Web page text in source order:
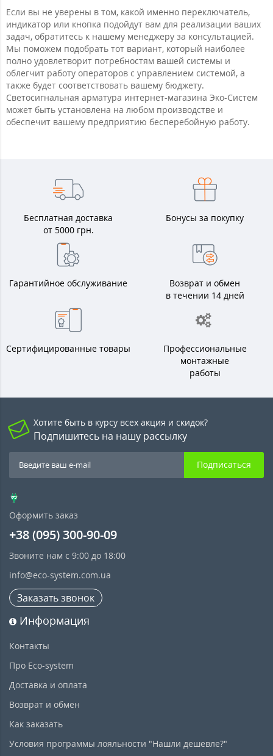
Если вы не уверены в том, какой именно переключатель,
индикатор или кнопка подойдут вам для реализации ваших
задач, обратитесь к нашему менеджеру за консультацией.
Мы поможем подобрать тот вариант, который наиболее
полно удовлетворит потребностям вашей системы и
облегчит работу операторов с управлением системой, а
также будет соответствовать вашему бюджету.
Светосигнальная арматура интернет-магазина Эко-Систем
может быть установлена на любом производстве и
обеспечит вашему предприятию бесперебойную работу.
Бесплатная доставка
от 5000 грн.
Бонусы за покупку
Гарантийное обслуживание
Возврат и обмен
в течении 14 дней
Сертифицированные товары
Профессиональные
монтажные
работы
Хотите быть в курсу всех акция и скидок?
Подпишитесь на нашу рассылку
Подписаться
Оформить заказ
+38 (095) 300-90-09
Звоните нам с 9:00 до 18:00
info@eco-system.com.ua
Заказать звонок
Информация
Контакты
Про Eco-system
Доставка и оплата
Возврат и обмен
Как заказать
Условия программы лояльности "Нашли дешевле?"